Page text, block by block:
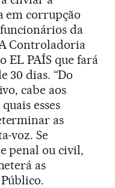
em corrupção
da
Controladoria
EL PAÍS que fará
30 dias. “Do
cabe aos
esses
as
voz. Se
penal ou civil,
as